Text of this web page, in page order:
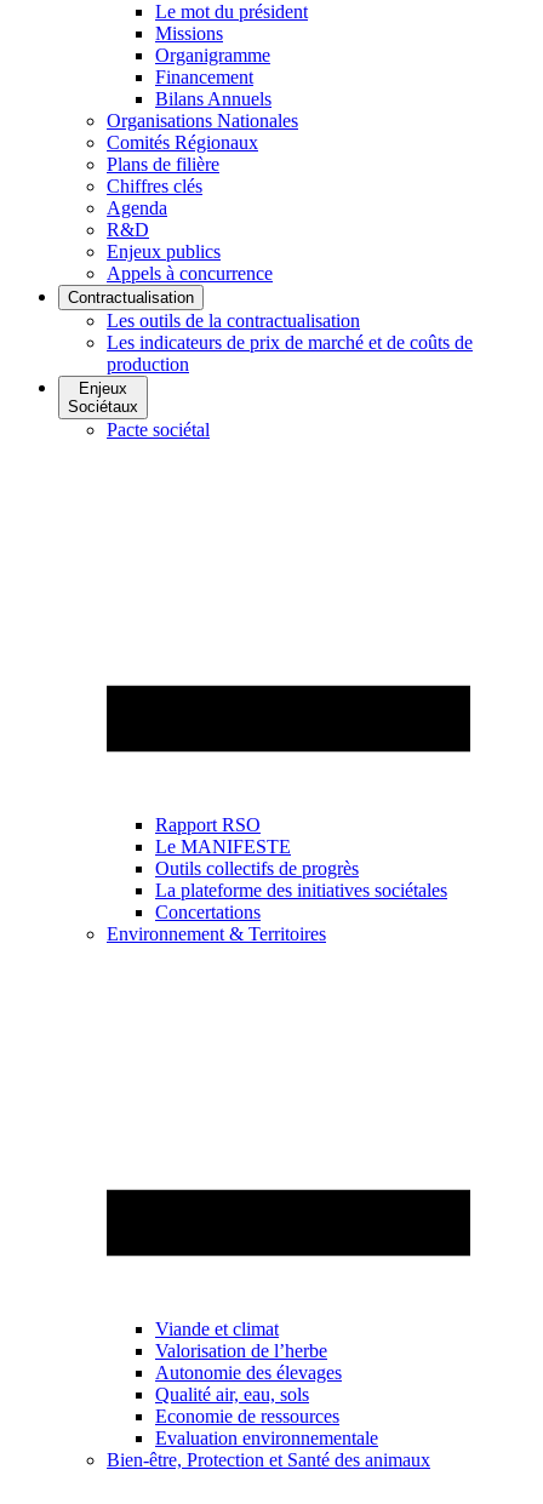
Le mot du président
Missions
Organigramme
Financement
Bilans Annuels
Organisations Nationales
Comités Régionaux
Plans de filière
Chiffres clés
Agenda
R&D
Enjeux publics
Appels à concurrence
Contractualisation
Les outils de la contractualisation
Les indicateurs de prix de marché et de coûts de
production
Enjeux
Sociétaux
Pacte sociétal
Rapport RSO
Le MANIFESTE
Outils collectifs de progrès
La plateforme des initiatives sociétales
Concertations
Environnement & Territoires
Viande et climat
Valorisation de l’herbe
Autonomie des élevages
Qualité air, eau, sols
Economie de ressources
Evaluation environnementale
Bien-être, Protection et Santé des animaux